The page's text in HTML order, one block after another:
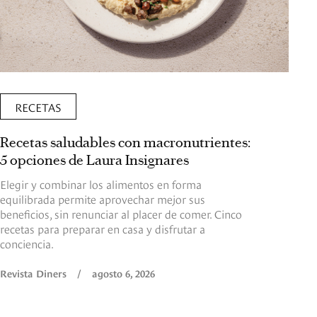
RECETAS
Recetas saludables con macronutrientes:
5 opciones de Laura Insignares
Elegir y combinar los alimentos en forma
equilibrada permite aprovechar mejor sus
beneficios, sin renunciar al placer de comer. Cinco
recetas para preparar en casa y disfrutar a
conciencia.
Revista Diners / agosto 6, 2026